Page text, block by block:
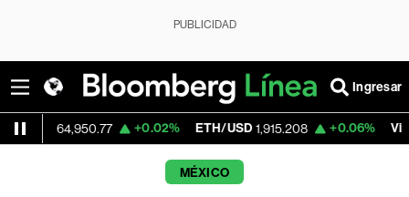
PUBLICIDAD
Ingresar
+0.02% ETH/USD 1,915.208 +0.06% Visa 362.50
MÉXICO